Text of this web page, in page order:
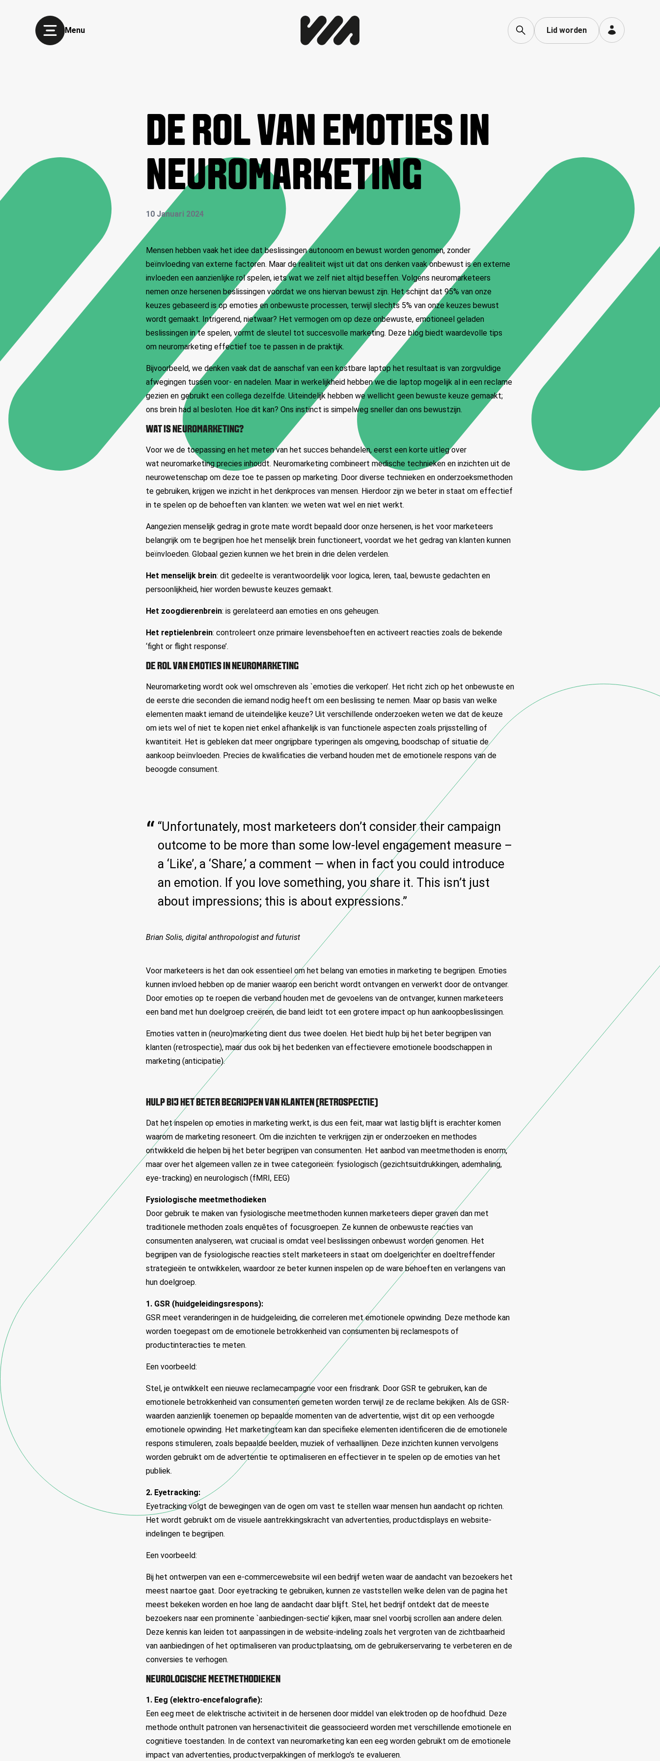
Menu Lid worden
DE ROL VAN EMOTIES IN
NEUROMARKETING
10 Januari 2024
Mensen hebben vaak het idee dat beslissingen autonoom en bewust worden genomen, zonder
beïnvloeding van externe factoren. Maar de realiteit wijst uit dat ons denken vaak onbewust is en externe
invloeden een aanzienlijke rol spelen, iets wat we zelf niet altijd beseffen. Volgens neuromarketeers
nemen onze hersenen beslissingen voordat we ons hiervan bewust zijn. Het schijnt dat 95% van onze
keuzes gebaseerd is op emoties en onbewuste processen, terwijl slechts 5% van onze keuzes bewust
wordt gemaakt. Intrigerend, nietwaar? Het vermogen om op deze onbewuste, emotioneel geladen
beslissingen in te spelen, vormt de sleutel tot succesvolle marketing. Deze blog biedt waardevolle tips
om neuromarketing effectief toe te passen in de praktijk.
Bijvoorbeeld, we denken vaak dat de aanschaf van een kostbare laptop het resultaat is van zorgvuldige
afwegingen tussen voor- en nadelen. Maar in werkelijkheid hebben we die laptop mogelijk al in een reclame
gezien en gebruikt een collega dezelfde. Uiteindelijk hebben we wellicht geen bewuste keuze gemaakt;
ons brein had al besloten. Hoe dit kan? Ons instinct is simpelweg sneller dan ons bewustzijn.
WAT IS NEUROMARKETING?
Voor we de toepassing en het meten van het succes behandelen, eerst een korte uitleg over
wat neuromarketing precies inhoudt. Neuromarketing combineert medische technieken en inzichten uit de
neurowetenschap om deze toe te passen op marketing. Door diverse technieken en onderzoeksmethoden
te gebruiken, krijgen we inzicht in het denkproces van mensen. Hierdoor zijn we beter in staat om effectief
in te spelen op de behoeften van klanten: we weten wat wel en niet werkt.
Aangezien menselijk gedrag in grote mate wordt bepaald door onze hersenen, is het voor marketeers
belangrijk om te begrijpen hoe het menselijk brein functioneert, voordat we het gedrag van klanten kunnen
beïnvloeden. Globaal gezien kunnen we het brein in drie delen verdelen.
Het menselijk brein: dit gedeelte is verantwoordelijk voor logica, leren, taal, bewuste gedachten en
persoonlijkheid, hier worden bewuste keuzes gemaakt.
Het zoogdierenbrein: is gerelateerd aan emoties en ons geheugen.
Het reptielenbrein: controleert onze primaire levensbehoeften en activeert reacties zoals de bekende
‘fight or flight response’.
DE ROL VAN EMOTIES IN NEUROMARKETING
Neuromarketing wordt ook wel omschreven als `emoties die verkopen’. Het richt zich op het onbewuste en
de eerste drie seconden die iemand nodig heeft om een beslissing te nemen. Maar op basis van welke
elementen maakt iemand de uiteindelijke keuze? Uit verschillende onderzoeken weten we dat de keuze
om iets wel of niet te kopen niet enkel afhankelijk is van functionele aspecten zoals prijsstelling of
kwantiteit. Het is gebleken dat meer ongrijpbare typeringen als omgeving, boodschap of situatie de
aankoop beïnvloeden. Precies de kwalificaties die verband houden met de emotionele respons van de
beoogde consument.
“Unfortunately, most marketeers don’t consider their campaign
outcome to be more than some low-level engagement measure –
a ‘Like’, a ‘Share,’ a comment — when in fact you could introduce
an emotion. If you love something, you share it. This isn’t just
about impressions; this is about expressions.”
Brian Solis, digital anthropologist and futurist
Voor marketeers is het dan ook essentieel om het belang van emoties in marketing te begrijpen. Emoties
kunnen invloed hebben op de manier waarop een bericht wordt ontvangen en verwerkt door de ontvanger.
Door emoties op te roepen die verband houden met de gevoelens van de ontvanger, kunnen marketeers
een band met hun doelgroep creëren, die band leidt tot een grotere impact op hun aankoopbeslissingen.
Emoties vatten in (neuro)marketing dient dus twee doelen. Het biedt hulp bij het beter begrijpen van
klanten (retrospectie), maar dus ook bij het bedenken van effectievere emotionele boodschappen in
marketing (anticipatie).
HULP BIJ HET BETER BEGRIJPEN VAN KLANTEN (RETROSPECTIE)
Dat het inspelen op emoties in marketing werkt, is dus een feit, maar wat lastig blijft is erachter komen
waarom de marketing resoneert. Om die inzichten te verkrijgen zijn er onderzoeken en methodes
ontwikkeld die helpen bij het beter begrijpen van consumenten. Het aanbod van meetmethoden is enorm,
maar over het algemeen vallen ze in twee categorieën: fysiologisch (gezichtsuitdrukkingen, ademhaling,
eye-tracking) en neurologisch (fMRI, EEG)
Fysiologische meetmethodieken
Door gebruik te maken van fysiologische meetmethoden kunnen marketeers dieper graven dan met
traditionele methoden zoals enquêtes of focusgroepen. Ze kunnen de onbewuste reacties van
consumenten analyseren, wat cruciaal is omdat veel beslissingen onbewust worden genomen. Het
begrijpen van de fysiologische reacties stelt marketeers in staat om doelgerichter en doeltreffender
strategieën te ontwikkelen, waardoor ze beter kunnen inspelen op de ware behoeften en verlangens van
hun doelgroep.
1. GSR (huidgeleidingsrespons):
GSR meet veranderingen in de huidgeleiding, die correleren met emotionele opwinding. Deze methode kan
worden toegepast om de emotionele betrokkenheid van consumenten bij reclamespots of
productinteracties te meten.
Een voorbeeld:
Stel, je ontwikkelt een nieuwe reclamecampagne voor een frisdrank. Door GSR te gebruiken, kan de
emotionele betrokkenheid van consumenten gemeten worden terwijl ze de reclame bekijken. Als de GSR-
waarden aanzienlijk toenemen op bepaalde momenten van de advertentie, wijst dit op een verhoogde
emotionele opwinding. Het marketingteam kan dan specifieke elementen identificeren die de emotionele
respons stimuleren, zoals bepaalde beelden, muziek of verhaallijnen. Deze inzichten kunnen vervolgens
worden gebruikt om de advertentie te optimaliseren en effectiever in te spelen op de emoties van het
publiek.
2. Eyetracking:
Eyetracking volgt de bewegingen van de ogen om vast te stellen waar mensen hun aandacht op richten.
Het wordt gebruikt om de visuele aantrekkingskracht van advertenties, productdisplays en website-
indelingen te begrijpen.
Een voorbeeld:
Bij het ontwerpen van een e-commercewebsite wil een bedrijf weten waar de aandacht van bezoekers het
meest naartoe gaat. Door eyetracking te gebruiken, kunnen ze vaststellen welke delen van de pagina het
meest bekeken worden en hoe lang de aandacht daar blijft. Stel, het bedrijf ontdekt dat de meeste
bezoekers naar een prominente `aanbiedingen-sectie’ kijken, maar snel voorbij scrollen aan andere delen.
Deze kennis kan leiden tot aanpassingen in de website-indeling zoals het vergroten van de zichtbaarheid
van aanbiedingen of het optimaliseren van productplaatsing, om de gebruikerservaring te verbeteren en de
conversies te verhogen.
NEUROLOGISCHE MEETMETHODIEKEN
1. Eeg (elektro-encefalografie):
Een eeg meet de elektrische activiteit in de hersenen door middel van elektroden op de hoofdhuid. Deze
methode onthult patronen van hersenactiviteit die geassocieerd worden met verschillende emotionele en
cognitieve toestanden. In de context van neuromarketing kan een eeg worden gebruikt om de emotionele
impact van advertenties, productverpakkingen of merklogo’s te evalueren.